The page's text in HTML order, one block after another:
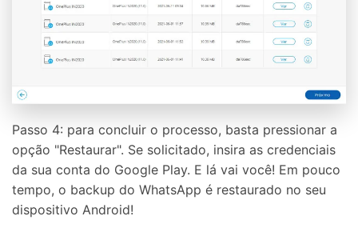
Passo 4: para concluir o processo, basta pressionar a
opção "Restaurar". Se solicitado, insira as credenciais
da sua conta do Google Play. E lá vai você! Em pouco
tempo, o backup do WhatsApp é restaurado no seu
dispositivo Android!